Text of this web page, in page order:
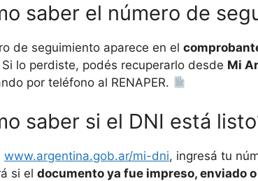
saber el número de
de seguimiento aparece en el
lo perdiste, podés recuperarlo desde Mi
por teléfono al RENAPER.
saber si el DNI está
www.argentina.gob.ar/mi-dni, ingresá tu
si el documento ya fue impreso, enviado